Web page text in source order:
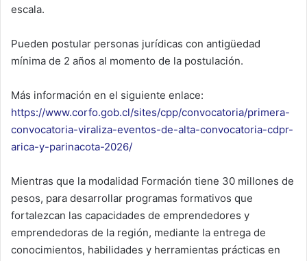
escala.
Pueden postular personas jurídicas con antigüedad
mínima de 2 años al momento de la postulación.
Más información en el siguiente enlace:
https://www.corfo.gob.cl/sites/cpp/convocatoria/primera-
convocatoria-viraliza-eventos-de-alta-convocatoria-cdpr-
arica-y-parinacota-2026/
Mientras que la modalidad Formación tiene 30 millones de
pesos, para desarrollar programas formativos que
fortalezcan las capacidades de emprendedores y
emprendedoras de la región, mediante la entrega de
conocimientos, habilidades y herramientas prácticas en